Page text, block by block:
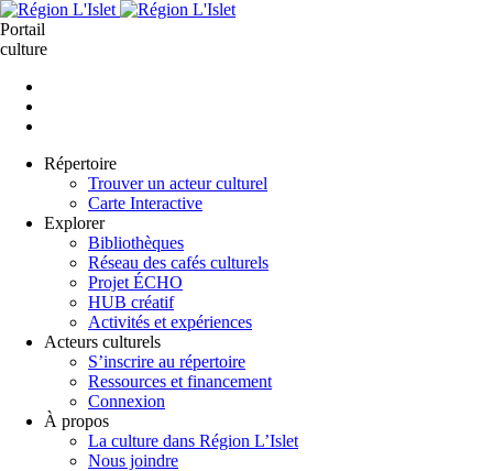
Portail
culture
Répertoire
Trouver un acteur culturel
Carte Interactive
Explorer
Bibliothèques
Réseau des cafés culturels
Projet ÉCHO
HUB créatif
Activités et expériences
Acteurs culturels
S’inscrire au répertoire
Ressources et financement
Connexion
À propos
La culture dans Région L’Islet
Nous joindre